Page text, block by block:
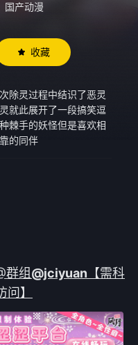
国产动漫
收藏
灵过程中结识了恶灵
就此展开了一段搞笑逗
棘手的妖怪但是喜欢相
的同伴
群组@jciyuan 【需科
】